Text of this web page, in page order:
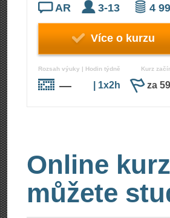
AR 3-13 4
Více o kurzu
Rozsah výuky | Hodin týdně
— | 1x2h
Kurz
za
Online
můžete